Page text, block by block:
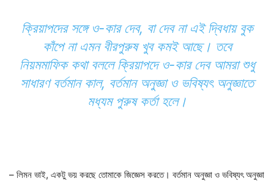
ক্রিয়াপদের সঙ্গে ও-কার দেব, বা দেব না এই দ্বিধায় বুক
কাঁপে না এমন বীরপুরুষ খুব কমই আছে। তবে
নিয়মমাফিক কথা বললে ক্রিয়াপদে ও-কার দেব আমরা শুধু
সাধারণ বর্তমান কাল, বর্তমান অনুজ্ঞা ও ভবিষ্যৎ অনুজ্ঞাতে
মধ্যম পুরুষ কর্তা হলে।
– লিমন ভাই, একটু ভয় করছে তোমাকে জিজ্ঞেস করতে। বর্তমান অনুজ্ঞা ও ভবিষ্যৎ অনুজ্ঞা